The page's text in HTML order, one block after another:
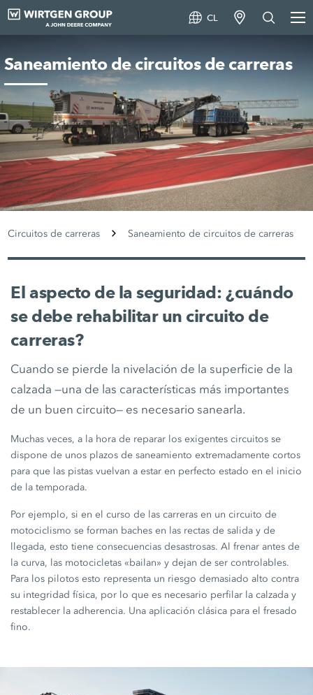
CL
Saneamiento de circuitos de carreras
Circuitos de carreras Saneamiento de circuitos de carreras
El aspecto de la seguridad: ¿cuándo
se debe rehabilitar un circuito de
carreras?
Cuando se pierde la nivelación de la superficie de la
calzada —una de las características más importantes
de un buen circuito— es necesario sanearla.
Muchas veces, a la hora de reparar los exigentes circuitos se
dispone de unos plazos de saneamiento extremadamente cortos
para que las pistas vuelvan a estar en perfecto estado en el inicio
de la temporada.
Por ejemplo, si en el curso de las carreras en un circuito de
motociclismo se forman baches en las rectas de salida y de
llegada, esto tiene consecuencias desastrosas. Al frenar antes de
la curva, las motocicletas «bailan» y dejan de ser controlables.
Para los pilotos esto representa un riesgo demasiado alto contra
su integridad física, por lo que es necesario perfilar la calzada y
restablecer la adherencia. Una aplicación clásica para el fresado
fino.